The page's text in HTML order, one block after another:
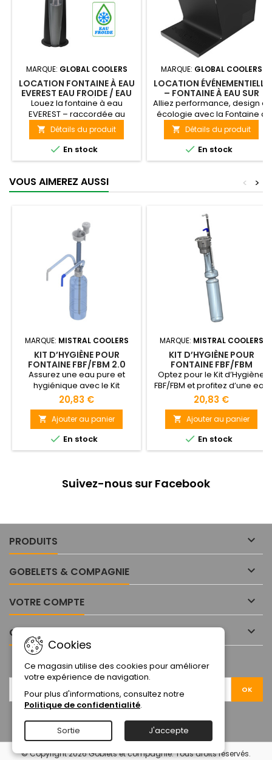
MARQUE: GLOBAL COOLERS
LOCATION FONTAINE À EAU
EVEREST EAU FROIDE / EAU
TEMPÉRÉ
Louez la fontaine à eau
EVEREST – raccordée au
réseau, eau froide et
tempérée. Solution
hygiénique, écologique et
économique pour bureaux,
 Détails du produit
 En stock
MARQUE: GLOBAL COOLERS
LOCATION ÉVÉNEMENTIELLE
– FONTAINE À EAU SUR
RÉSEAU TT1 À POSER
Alliez performance, design et
écologie avec la Fontaine à
Eau TT1 : une solution
compacte et élégante qui se
connecte directement au
réseau d’eau de ville pour
 Détails du produit
 En stock
VOUS AIMEREZ AUSSI >
<
MARQUE: MISTRAL COOLERS
KIT D’HYGIÈNE POUR
FONTAINE FBF/FBM 2.0
Assurez une eau pure et
hygiénique avec le Kit
d’Hygiène FBF/FBM 2.0 :
simple, écologique et
compatible avec vos
fontaines Mistral !
20,83 €
 Ajouter au panier
 En stock
MARQUE: MISTRAL COOLERS
KIT D’HYGIÈNE POUR
FONTAINE FBF/FBM
Optez pour le Kit d’Hygiène
FBF/FBM et profitez d’une eau
potable saine et hygiénique
grâce à un système jetable
simple et écologique !
20,83 €
 Ajouter au panier
 En stock
Suivez-nous sur Facebook
PRODUITS 
GOBELETS & COMPAGNIE 
VOTRE COMPTE 
CONTACT 
Cookies
Ce magasin utilise des cookies pour améliorer
votre expérience de navigation.
Pour plus d'informations, consultez notre
Politique de confidentialité.
Sortie J'accepte
LETTRE D'INFORMATIONS
© Copyright 2026 Goblets et compagnie. Tous droits réservés.